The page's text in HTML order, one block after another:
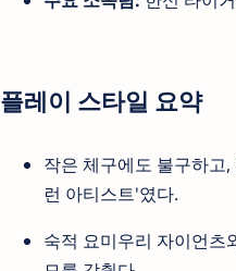
플레이 스타일 요약
작은 체구에도 불구하고
런 아티스트'였다.
숙적 요미우리 자이언츠